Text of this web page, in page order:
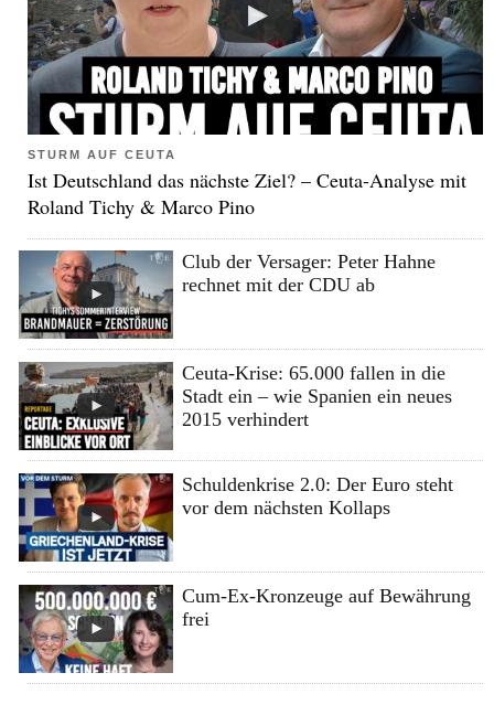
STURM AUF CEUTA
Ist Deutschland das nächste Ziel? – Ceuta-Analyse mit
Roland Tichy & Marco Pino
Club der Versager: Peter Hahne
rechnet mit der CDU ab
Ceuta-Krise: 65.000 fallen in die
Stadt ein – wie Spanien ein neues
2015 verhindert
Schuldenkrise 2.0: Der Euro steht
vor dem nächsten Kollaps
Cum-Ex-Kronzeuge auf Bewährung
frei